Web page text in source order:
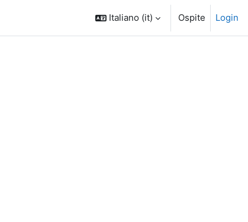
Italiano ‎(it)‎ Ospite Login